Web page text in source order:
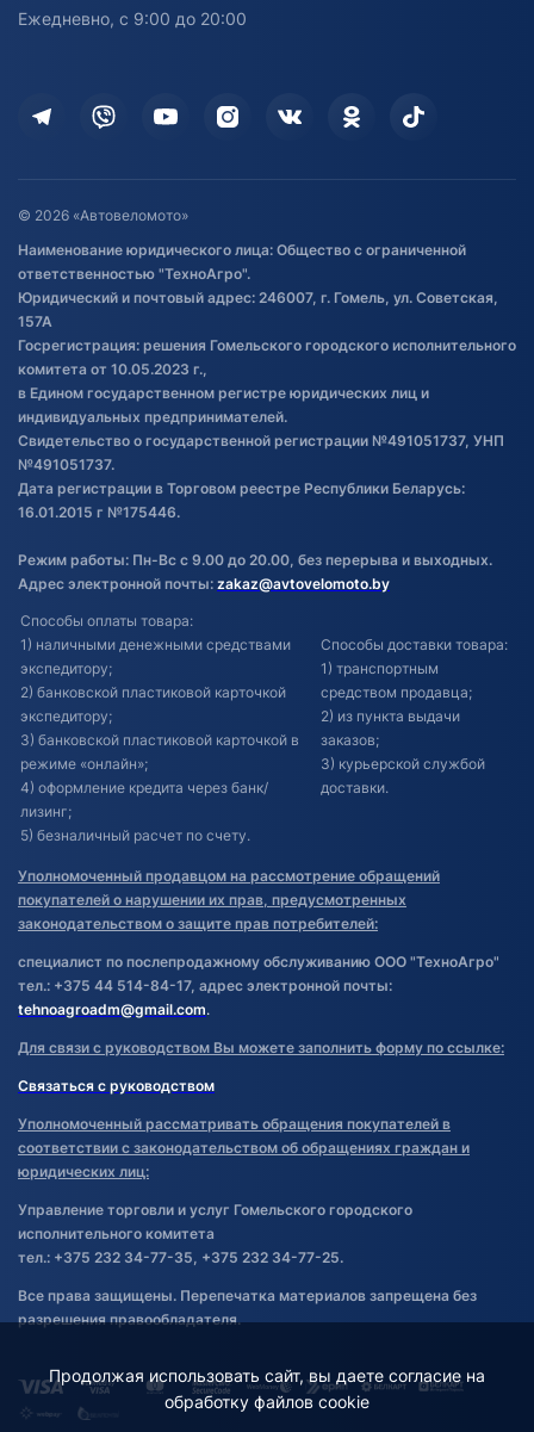
Дополнительные услуги
Оставить отзыв
Договор публичной оферты
Обработка файлов cookie
Постановка транспорта на учет
Обновления в ЭПТС 2024
Ежедневно, с 9:00 до 20:00
© 2026 «Автовеломото»
Наименование юридического лица: Общество с ограниченной
ответственностью "ТехноАгро".
Юридический и почтовый адрес: 246007, г. Гомель, ул. Советская,
157А
Госрегистрация: решения Гомельского городского исполнительного
комитета от 10.05.2023 г.,
в Едином государственном регистре юридических лиц и
индивидуальных предпринимателей.
Свидетельство о государственной регистрации №491051737, УНП
№491051737.
Дата регистрации в Торговом реестре Республики Беларусь:
16.01.2015 г №175446.
Режим работы: Пн-Вс с 9.00 до 20.00, без перерыва и выходных.
Адрес электронной почты: zakaz@avtovelomoto.by
Способы оплаты товара:
1) наличными денежными средствами
экспедитору;
2) банковской пластиковой карточкой
экспедитору;
3) банковской пластиковой карточкой в
режиме «онлайн»;
4) оформление кредита через банк/
лизинг;
5) безналичный расчет по счету.
Способы доставки товара:
1) транспортным
средством продавца;
2) из пункта выдачи
заказов;
3) курьерской службой
доставки.
Уполномоченный продавцом на рассмотрение обращений
покупателей о нарушении их прав, предусмотренных
законодательством о защите прав потребителей:
специалист по послепродажному обслуживанию ООО "ТехноАгро"
тел.: +375 44 514-84-17, адрес электронной почты:
tehnoagroadm@gmail.com.
Для связи с руководством Вы можете заполнить форму по ссылке:
Связаться с руководством
Уполномоченный рассматривать обращения покупателей в
соответствии с законодательством об обращениях граждан и
юридических лиц:
Управление торговли и услуг Гомельского городского
исполнительного комитета
тел.: +375 232 34-77-35, +375 232 34-77-25.
Все права защищены. Перепечатка материалов запрещена без
разрешения правообладателя.
Продолжая использовать сайт, вы даете согласие на
обработку файлов cookie